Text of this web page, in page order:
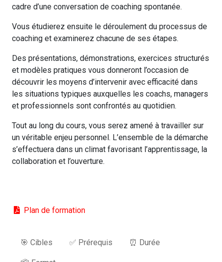
cadre d’une conversation de coaching spontanée.
Vous étudierez ensuite le déroulement du processus de
coaching et examinerez chacune de ses étapes.
Des présentations, démonstrations, exercices structurés
et modèles pratiques vous donneront l’occasion de
découvrir les moyens d’intervenir avec efficacité dans
les situations typiques auxquelles les coachs, managers
et professionnels sont confrontés au quotidien.
Tout au long du cours, vous serez amené à travailler sur
un véritable enjeu personnel. L’ensemble de la démarche
s’effectuera dans un climat favorisant l’apprentissage, la
collaboration et l’ouverture.
Plan de formation
🎯 Cibles ✅ Prérequis ⏰ Durée